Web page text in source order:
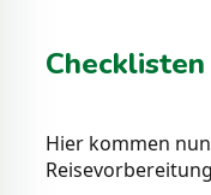
Hier kommen